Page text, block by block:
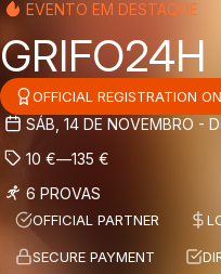
EVENTO EM DESTAQUE
GRIFO24H
OFFICIAL REGISTRATION
SÁB, 14 DE NOVEMBRO -
10 €—135 €
6 PROVAS
OFFICIAL PARTNER
SECURE PAYMENT